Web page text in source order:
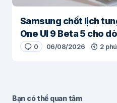
Samsung chốt lịch
One UI 9 Beta 5 cho
0 06/08/2026 2
Bạn có thể quan tâm